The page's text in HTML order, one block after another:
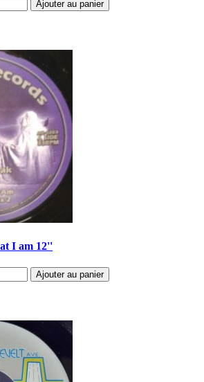
Ajouter au panier
I am 12''
Ajouter au panier